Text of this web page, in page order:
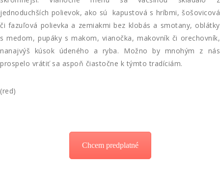
jednoduchších polievok, ako sú kapustová s hríbmi, šošovicová
či fazuľová polievka a zemiakmi bez klobás a smotany, oblátky
s medom, pupáky s makom, vianočka, makovník či orechovník,
nanajvýš kúsok údeného a ryba. Možno by mnohým z nás
prospelo vrátiť sa aspoň čiastočne k týmto tradíciám.
(red)
Chcem predplatné